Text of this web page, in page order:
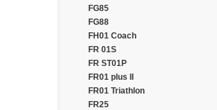
Blacklion
Bontyre
Boto
Bridgestone
Cachland
Carleo
Changfeng
Comforser
FG85
FG88
FH01 Coach
FR 01S
FR ST01P
FR01 plus II
FR01 Triathlon
FR25